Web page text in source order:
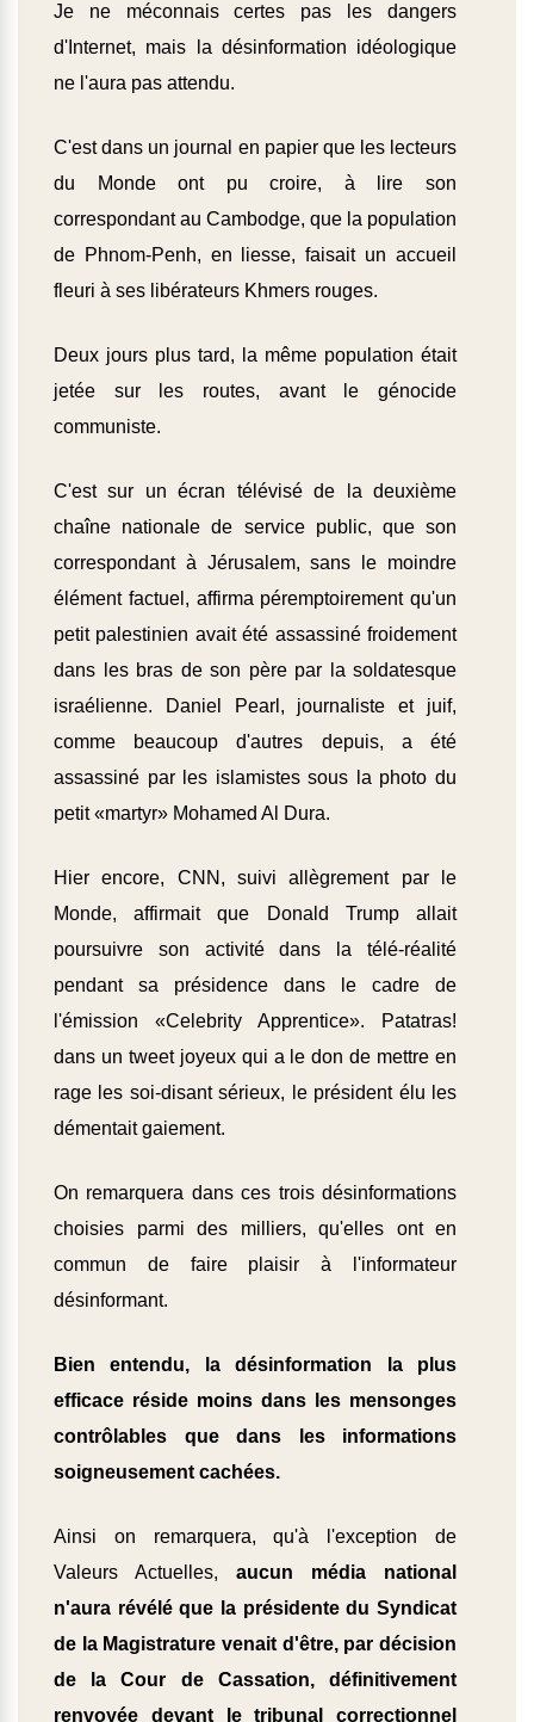
Je ne méconnais certes pas les dangers
d'Internet, mais la désinformation idéologique
ne l'aura pas attendu.
C'est dans un journal en papier que les lecteurs
du Monde ont pu croire, à lire son
correspondant au Cambodge, que la population
de Phnom-Penh, en liesse, faisait un accueil
fleuri à ses libérateurs Khmers rouges.
Deux jours plus tard, la même population était
jetée sur les routes, avant le génocide
communiste.
C'est sur un écran télévisé de la deuxième
chaîne nationale de service public, que son
correspondant à Jérusalem, sans le moindre
élément factuel, affirma péremptoirement qu'un
petit palestinien avait été assassiné froidement
dans les bras de son père par la soldatesque
israélienne. Daniel Pearl, journaliste et juif,
comme beaucoup d'autres depuis, a été
assassiné par les islamistes sous la photo du
petit «martyr» Mohamed Al Dura.
Hier encore, CNN, suivi allègrement par le
Monde, affirmait que Donald Trump allait
poursuivre son activité dans la télé-réalité
pendant sa présidence dans le cadre de
l'émission «Celebrity Apprentice». Patatras!
dans un tweet joyeux qui a le don de mettre en
rage les soi-disant sérieux, le président élu les
démentait gaiement.
On remarquera dans ces trois désinformations
choisies parmi des milliers, qu'elles ont en
commun de faire plaisir à l'informateur
désinformant.
Bien entendu, la désinformation la plus
efficace réside moins dans les mensonges
contrôlables que dans les informations
soigneusement cachées.
Ainsi on remarquera, qu'à l'exception de
Valeurs Actuelles, aucun média national
n'aura révélé que la présidente du Syndicat
de la Magistrature venait d'être, par décision
de la Cour de Cassation, définitivement
renvoyée devant le tribunal correctionnel